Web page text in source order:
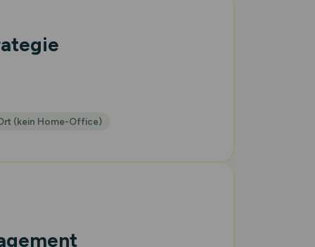
(kein Home-Office)